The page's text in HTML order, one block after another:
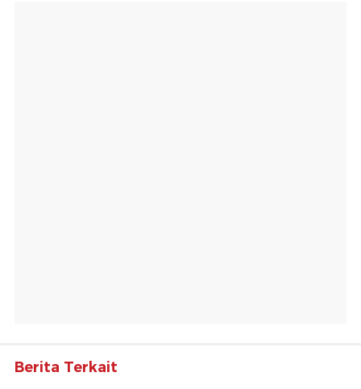
Berita Terkait